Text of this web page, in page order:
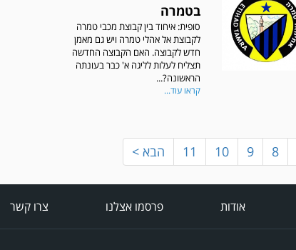
בטמרה
סופית: איחוד בין קבוצת מכבי טמרה
לקבוצת אל אהלי טמרה ויש גם מאמן
חדש לקבוצה. האם הקבוצה החדשה
תצליח לעלות לליגה א' כבר בעונתה
הראשונה?...
קראו עוד...
8
9
10
11 הבא >
אודות פרסמו אצלנו צרו קשר